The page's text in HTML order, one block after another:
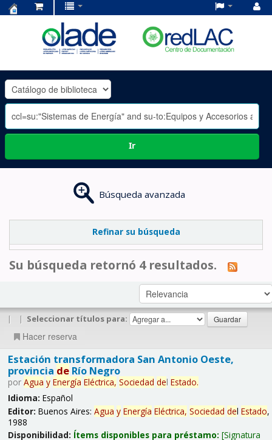
OLADE
-
Ir
Búsqueda avanzada
Refinar su búsqueda
Su búsqueda retornó 4 resultados.
| | Seleccionar títulos para:
Hacer reserva
Estación transformadora San Antonio Oeste,
provincia deRío Negro
por Agua y Energía Eléctrica, Sociedad del Estado.
Idioma: Español
Editor: Buenos Aires: Agua y Energía Eléctrica, Sociedad del Estado,
1988
Disponibilidad: Ítems disponibles para préstamo: Signatura